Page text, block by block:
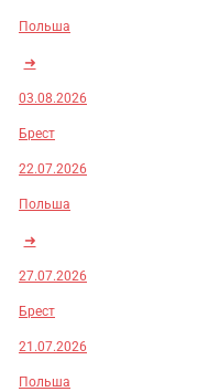
Польша
➜
03.08.2026
Брест
22.07.2026
Польша
➜
27.07.2026
Брест
21.07.2026
Польша